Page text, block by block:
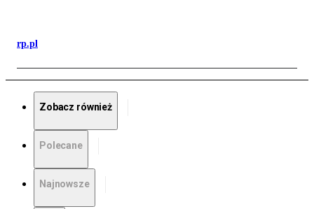
rp.pl
Zobacz również
Polecane
Najnowsze